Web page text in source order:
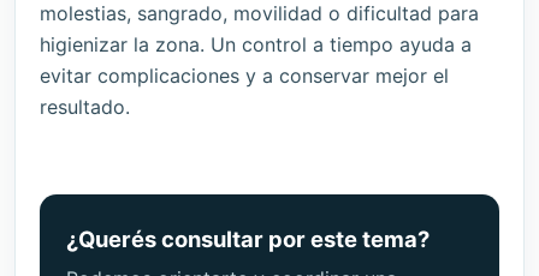
molestias, sangrado, movilidad o dificultad para
higienizar la zona. Un control a tiempo ayuda a
evitar complicaciones y a conservar mejor el
resultado.
¿Querés consultar por este tema?